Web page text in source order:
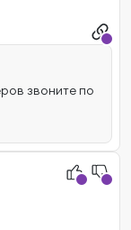
звоните по